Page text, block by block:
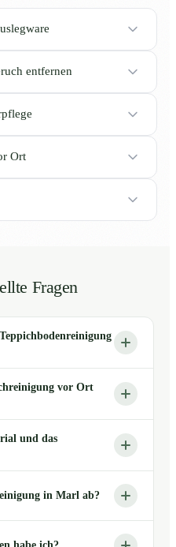
entfernen
Ort
Fragen
vor Ort
und das
in Marl ab?